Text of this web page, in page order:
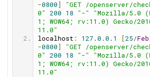
dns=0
fzone= none
speed=0
maxrequests
upurl =http
//open-server.ru/
durl= http://open-server.ru/
folders = "public_html
tdocs docs web httpdocs
пущен!
-0800
"GET /openserver/
0"
200 18 "-"
"Mozilla/5.0
1; WOW64; rv:11.0) Gecko/
11.0"
localhost : 127.0 . 0.1 25 /Feb
-0800
"GET /openserver/
0"
200 18 "-"
"Mozilla/5.0
1; WOW64; rv:11.0) Gecko/
11.0"